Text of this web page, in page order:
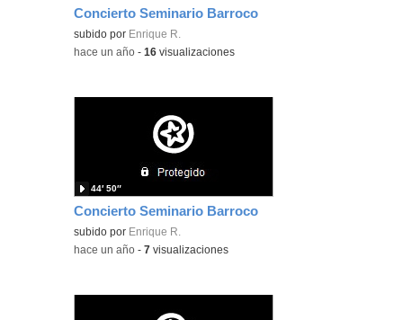
Concierto Seminario Barroco
subido por Enrique R.
-hace un año -16 visualizaciones
Concierto Seminario Barroco
subido por Enrique R.
44′ 50″
-hace un año -7 visualizaciones